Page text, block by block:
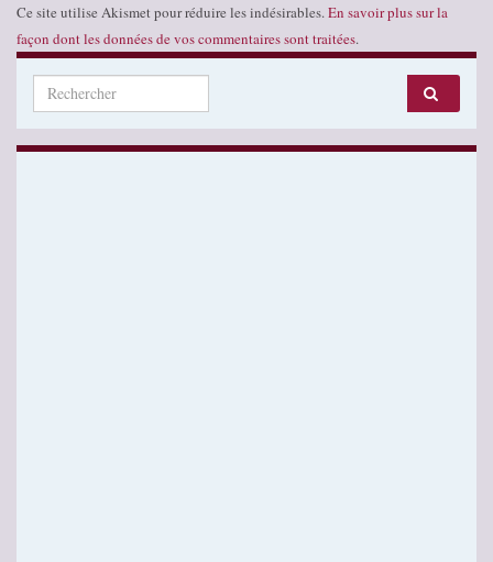
Ce site utilise Akismet pour réduire les indésirables. En savoir plus sur la
façon dont les données de vos commentaires sont traitées.
Search for: